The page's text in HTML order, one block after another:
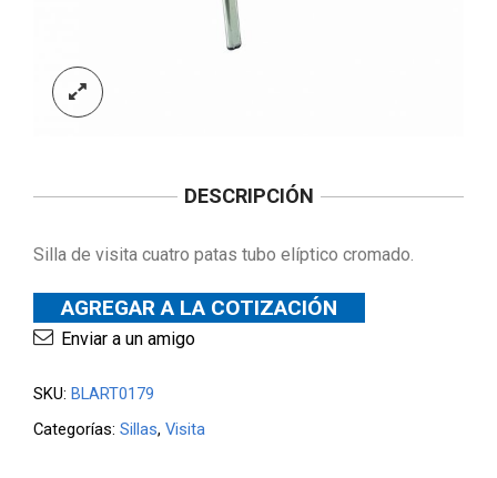
DESCRIPCIÓN
Silla de visita cuatro patas tubo elíptico cromado.
AGREGAR A LA COTIZACIÓN
Enviar a un amigo
SKU: BLART0179
Categorías: Sillas, Visita